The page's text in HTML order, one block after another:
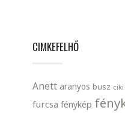
CIMKEFELHŐ
Anett aranyos busz ciki
furcsa fénykép